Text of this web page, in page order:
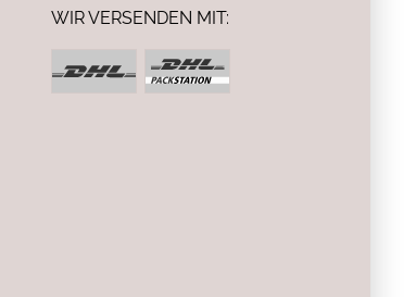
WIR VERSENDEN MIT: